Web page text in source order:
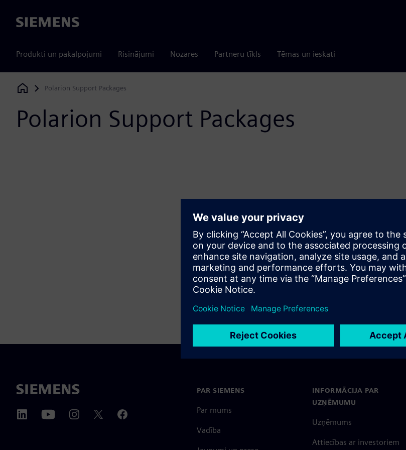
Siemens
Produkti un pakalpojumi Risinājumi Nozares Partneru tīkls Tēmas un ieskati
Siemens Digital Industries Software
Polarion Support Packages
Polarion Support Packages
PAR SIEMENS
Par mums
Vadība
INFORMĀCIJA PAR
UZŅĒMUMU
Uzņēmums
Attiecības ar investoriem